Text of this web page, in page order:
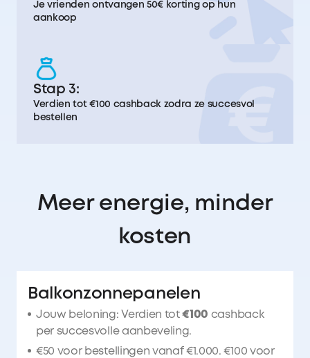
Je vrienden ontvangen 50€ korting op hun
aankoop
Stap 3:
Verdien tot €100 cashback zodra ze succesvol
bestellen
Meer energie, minder
kosten
Balkonzonnepanelen
Jouw beloning: Verdien tot€100 cashback
per succesvolle aanbeveling.
€50 voor bestellingen vanaf €1.000. €100 voor